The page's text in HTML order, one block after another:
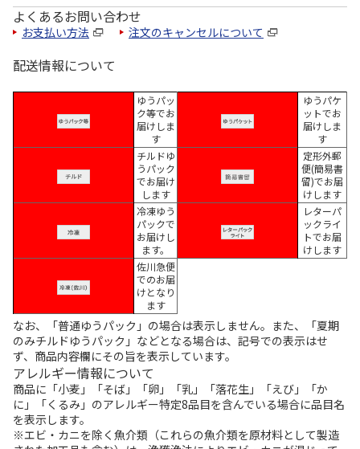
よくあるお問い合わせ
お支払い方法 注文のキャンセルについて
配送情報について
ゆうパッ
ク等でお
届けしま
す
ゆうパケ
ットでお
届けしま
す
チルドゆ
うパック
でお届け
します
定形外郵
便(簡易書
留)でお届
けします
冷凍ゆう
パックで
お届けし
ます。
レターパ
ックライ
トでお届
けします
佐川急便
でのお届
けとなり
ます
なお、「普通ゆうパック」の場合は表示しません。また、「夏期
のみチルドゆうパック」などとなる場合は、記号での表示はせ
ず、商品内容欄にその旨を表示しています。
アレルギー情報について
商品に「小麦」「そば」「卵」「乳」「落花生」「えび」「か
に」「くるみ」のアレルギー特定8品目を含んでいる場合に品目名
を表示します。
※エビ・カニを除く魚介類（これらの魚介類を原材料として製造